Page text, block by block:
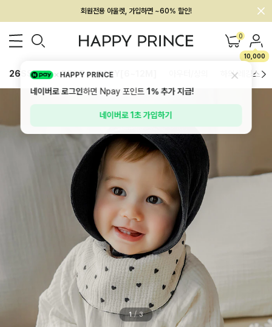
멤버십 최대 28,000원 혜택
0
10,000
26SS 신상 BEST BABY[6~12M] 하의/레깅스
1 / 3
HAPPY PRINCE
네이버로 로그인하면 Npay 포인트1%추가 지급!
네이버로 1초 가입하기